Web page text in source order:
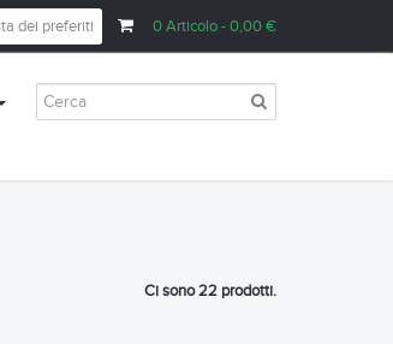
0Articolo- 0,00 €
dei preferiti
Ci sono 22 prodotti.